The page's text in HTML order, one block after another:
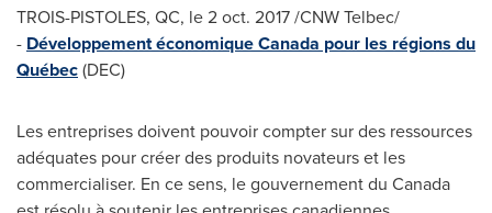
TROIS-PISTOLES, QC, le2 oct. 2017/CNW Telbec/
- Développement économiqueCanada pour les régions du
Québec(DEC)
Les entreprises doivent pouvoir compter sur des ressources
adéquates pour créer des produits novateurs et les
commercialiser. En ce sens, le gouvernement du Canada